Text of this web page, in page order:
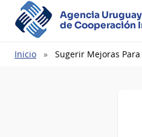
Agencia
de Cooperación
Ruta
Inicio Sugerir Mejoras Para